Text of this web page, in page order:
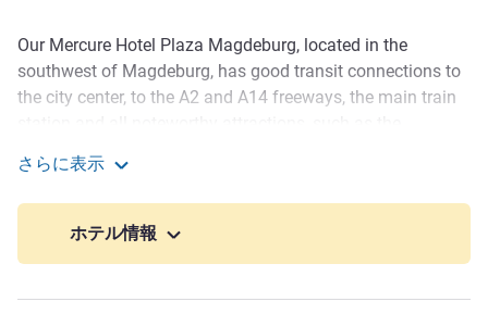
説明
Our Mercure Hotel Plaza Magdeburg, located in the
southwest of Magdeburg, has good transit connections to
the city center, to the A2 and A14 freeways, the main train
Cathedral or the Green Citadel of Hundertwasser. Our 104
rooms are comfortably furnished and offer satellite TV.
You can also use WIFI throughout the hotel free of charge.
Paid parking is available onsite and in the garage.
district of south-west Magdeburg, with good access roads
さらに表示
ホテル情報